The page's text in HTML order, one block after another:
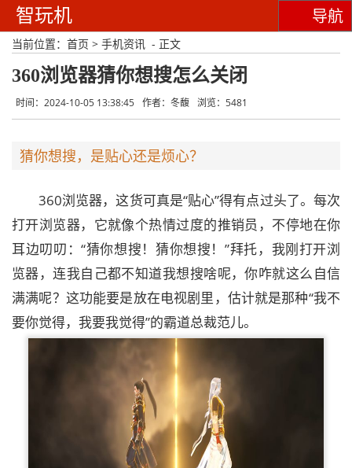
智玩机 导航
当前位置： 首页 > 手机资讯 - 正文
360浏览器猜你想搜怎么关闭
时间：2024-10-05 13:38:45 作者：冬馥 浏览：5481
猜你想搜，是贴心还是烦心？
360浏览器，这货可真是“贴心”得有点过头了。每次
打开浏览器，它就像个热情过度的推销员，不停地在你
耳边叨叨：“猜你想搜！猜你想搜！”拜托，我刚打开浏
览器，连我自己都不知道我想搜啥呢，你咋就这么自信
满满呢？这功能要是放在电视剧里，估计就是那种“我不
要你觉得，我要我觉得”的霸道总裁范儿。